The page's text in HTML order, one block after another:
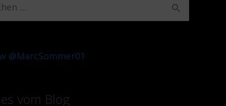
@MarcSommer01
vom Blog